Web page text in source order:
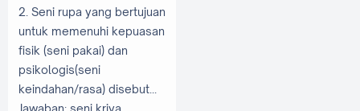
2. Seni rupa yang bertujuan
untuk memenuhi kepuasan
fisik (seni pakai) dan
psikologis(seni
keindahan/rasa) disebut...
Jawaban: seni kriya